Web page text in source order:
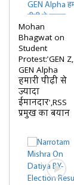
Mohan
Bhagwat on
Student
Protest:'GEN Z,
GEN Alpha
हमारी पीढ़ी से
ज्यादा
ईमानदार',RSS
प्रमुख का बयान